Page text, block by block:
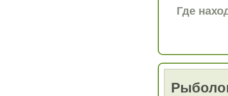
Где